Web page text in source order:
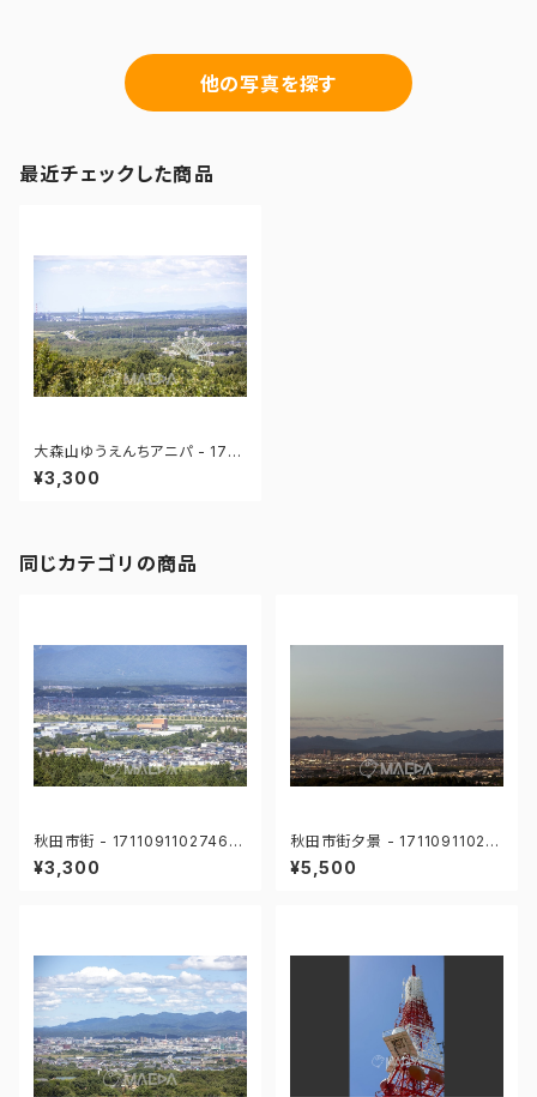
他の写真を探す
最近チェックした商品
大森山ゆうえんちアニパ - 1711
09110221097
¥3,300
同じカテゴリの商品
秋田市街 - 17110911027467
8
¥3,300
秋田市街夕景 - 17110911023
0192
¥5,500